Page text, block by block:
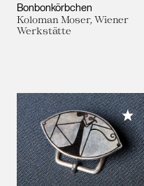
Bonbonkörbchen
Koloman Moser, Wiener
Werkstätte